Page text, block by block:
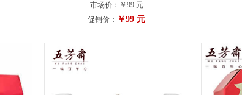
市场价：￥99 元
促销价： ￥99 元